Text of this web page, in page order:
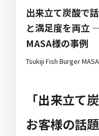
出来立て炭酸で
と満足度を両立
MASA様の事例
Tsukiji Fish Burger
「出来立て
お客様の話題